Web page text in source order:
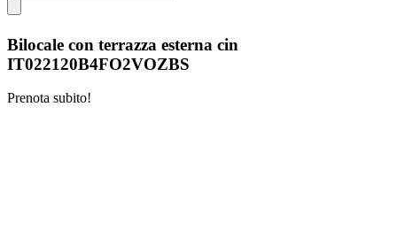
Bilocale con terrazza esterna cin
IT022120B4FO2VOZBS
Prenota subito!